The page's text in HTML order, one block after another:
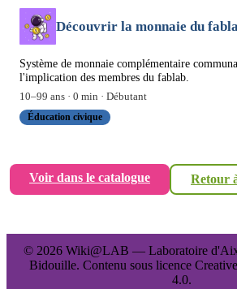
Découvrir la monnaie du
Système de monnaie complémentaire
l'implication des membres du fablab.
10–99 ans · 0 min · Débutant
Éducation civique
Voir dans le catalogue Retour
© 2026 Wiki@LAB — Laboratoire
Bidouille. Contenu sous licence
4.0.